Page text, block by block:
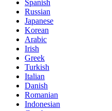
Spanish
Russian
Japanese
Korean
Arabic
Irish
Greek
Turkish
Italian
Danish
Romanian
Indonesian